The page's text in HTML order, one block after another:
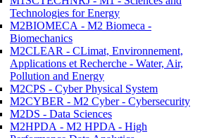
Technologies for Energy
M2BIOMECA - M2 Biomeca -
Biomechanics
M2CLEAR - CLimat, Environnement,
Applications et Recherche - Water, Air,
Pollution and Energy
M2CPS - Cyber Physical System
M2CYBER - M2 Cyber - Cybersecurity
M2DS - Data Sciences
M2HPDA - M2 HPDA - High